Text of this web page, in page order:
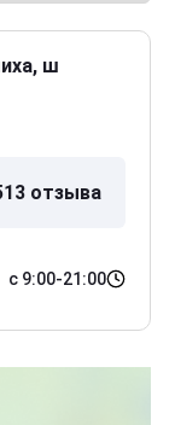
ш
отзыва
с 9:00-21:00